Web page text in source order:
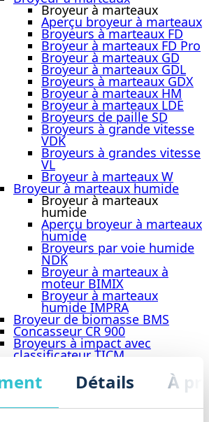
Détails À
Broyeur à marteaux
Aperçu broyeur à marteaux
Broyeurs à marteaux FD
Broyeur à marteaux FD Pro
Broyeur à marteaux GD
Broyeur à marteaux GDL
Broyeurs à marteaux GDX
Broyeur à marteaux HM
Broyeur à marteaux LDE
Broyeurs de paille SD
Broyeurs à grande vitesse
VDK
Broyeurs à grandes vitesse
VL
Broyeur à marteaux W
Broyeur à marteaux humide
Broyeur à marteaux
humide
Aperçu broyeur à marteaux
humide
Broyeurs par voie humide
NDK
Broyeur à marteaux à
moteur BIMIX
Broyeur à marteaux
humide IMPRA
Broyeur de biomasse BMS
Concasseur CR 900
Broyeurs à impact avec
classificateur TICM
broyage à sec
de tri et de déshydratation